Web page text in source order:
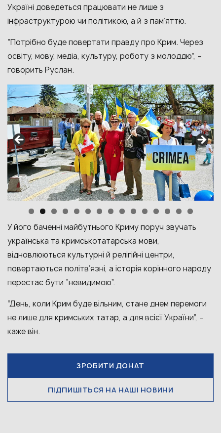
Україні доведеться працювати не лише з
інфраструктурою чи політикою, а й з пам’яттю.
“Потрібно буде повертати правду про Крим. Через
освіту, мову, медіа, культуру, роботу з молоддю”, –
говорить Руслан.
У його баченні майбутнього Криму поруч звучать
українська та кримськотатарська мови,
відновлюються культурні й релігійні центри,
повертаються політв’язні, а історія корінного народу
перестає бути “невидимою”.
“День, коли Крим буде вільним, стане днем перемоги
не лише для кримських татар, а для всієї України”, –
каже він.
ЗРОБИТИ ДОНАТ
ПІДПИШІТЬСЯ НА НАШІ НОВИНИ